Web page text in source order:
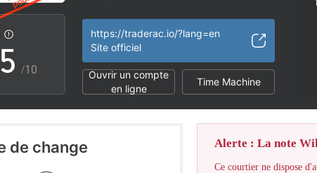
5 /10
https://traderac.io/?lang=en
Site officiel
Ouvrir un compte
en ligne
Time Machine
de change Alerte : La note
Ce courtier ne dispose